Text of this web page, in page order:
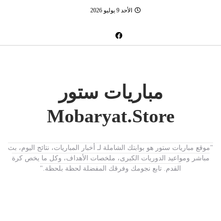
الأحد 9 يوليو 2026
مباريات ستور
Mobaryat.Store
"موقع مباريات ستور هو بوابتك الشاملة لـ أخبار المباريات، نتائج اليوم، بث
مباشر ومواعيد الدوريات الكبرى، ملخصات الأهداف، وكل ما يخص كرة
القدم. تابع نجومك وفرقك المفضلة لحظة بلحظة."